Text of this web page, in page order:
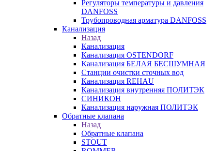
Регуляторы температуры и давления
DANFOSS
Трубопроводная арматура DANFOSS
Канализация
Назад
Канализация
Канализация OSTENDORF
Канализация БЕЛАЯ БЕСШУМНАЯ
Станции очистки сточных вод
Канализация REHAU
Канализация внутренняя ПОЛИТЭК
СИНИКОН
Канализация наружная ПОЛИТЭК
Обратные клапана
Назад
Обратные клапана
STOUT